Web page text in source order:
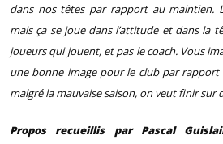
dans nos têtes par rapport au maintien.
mais ça se joue dans l’attitude et dans la
joueurs qui jouent, et pas le coach. Vous
une bonne image pour le club par
malgré la mauvaise saison, on veut finir sur
Propos recueillis par Pascal